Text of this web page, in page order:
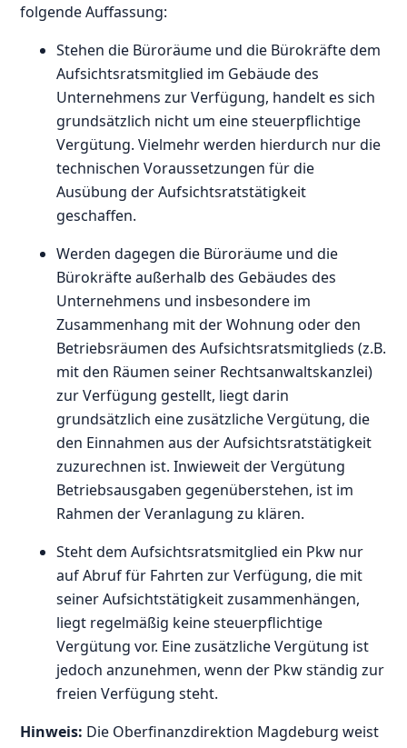
folgende Auffassung:
Stehen die Büroräume und die Bürokräfte dem
Aufsichtsratsmitglied im Gebäude des
Unternehmens zur Verfügung, handelt es sich
grundsätzlich nicht um eine steuerpflichtige
Vergütung. Vielmehr werden hierdurch nur die
technischen Voraussetzungen für die
Ausübung der Aufsichtsratstätigkeit
geschaffen.
Werden dagegen die Büroräume und die
Bürokräfte außerhalb des Gebäudes des
Unternehmens und insbesondere im
Zusammenhang mit der Wohnung oder den
Betriebsräumen des Aufsichtsratsmitglieds (z.B.
mit den Räumen seiner Rechtsanwaltskanzlei)
zur Verfügung gestellt, liegt darin
grundsätzlich eine zusätzliche Vergütung, die
den Einnahmen aus der Aufsichtsratstätigkeit
zuzurechnen ist. Inwieweit der Vergütung
Betriebsausgaben gegenüberstehen, ist im
Rahmen der Veranlagung zu klären.
Steht dem Aufsichtsratsmitglied ein Pkw nur
auf Abruf für Fahrten zur Verfügung, die mit
seiner Aufsichtstätigkeit zusammenhängen,
liegt regelmäßig keine steuerpflichtige
Vergütung vor. Eine zusätzliche Vergütung ist
jedoch anzunehmen, wenn der Pkw ständig zur
freien Verfügung steht.
Hinweis: Die Oberfinanzdirektion Magdeburg weist